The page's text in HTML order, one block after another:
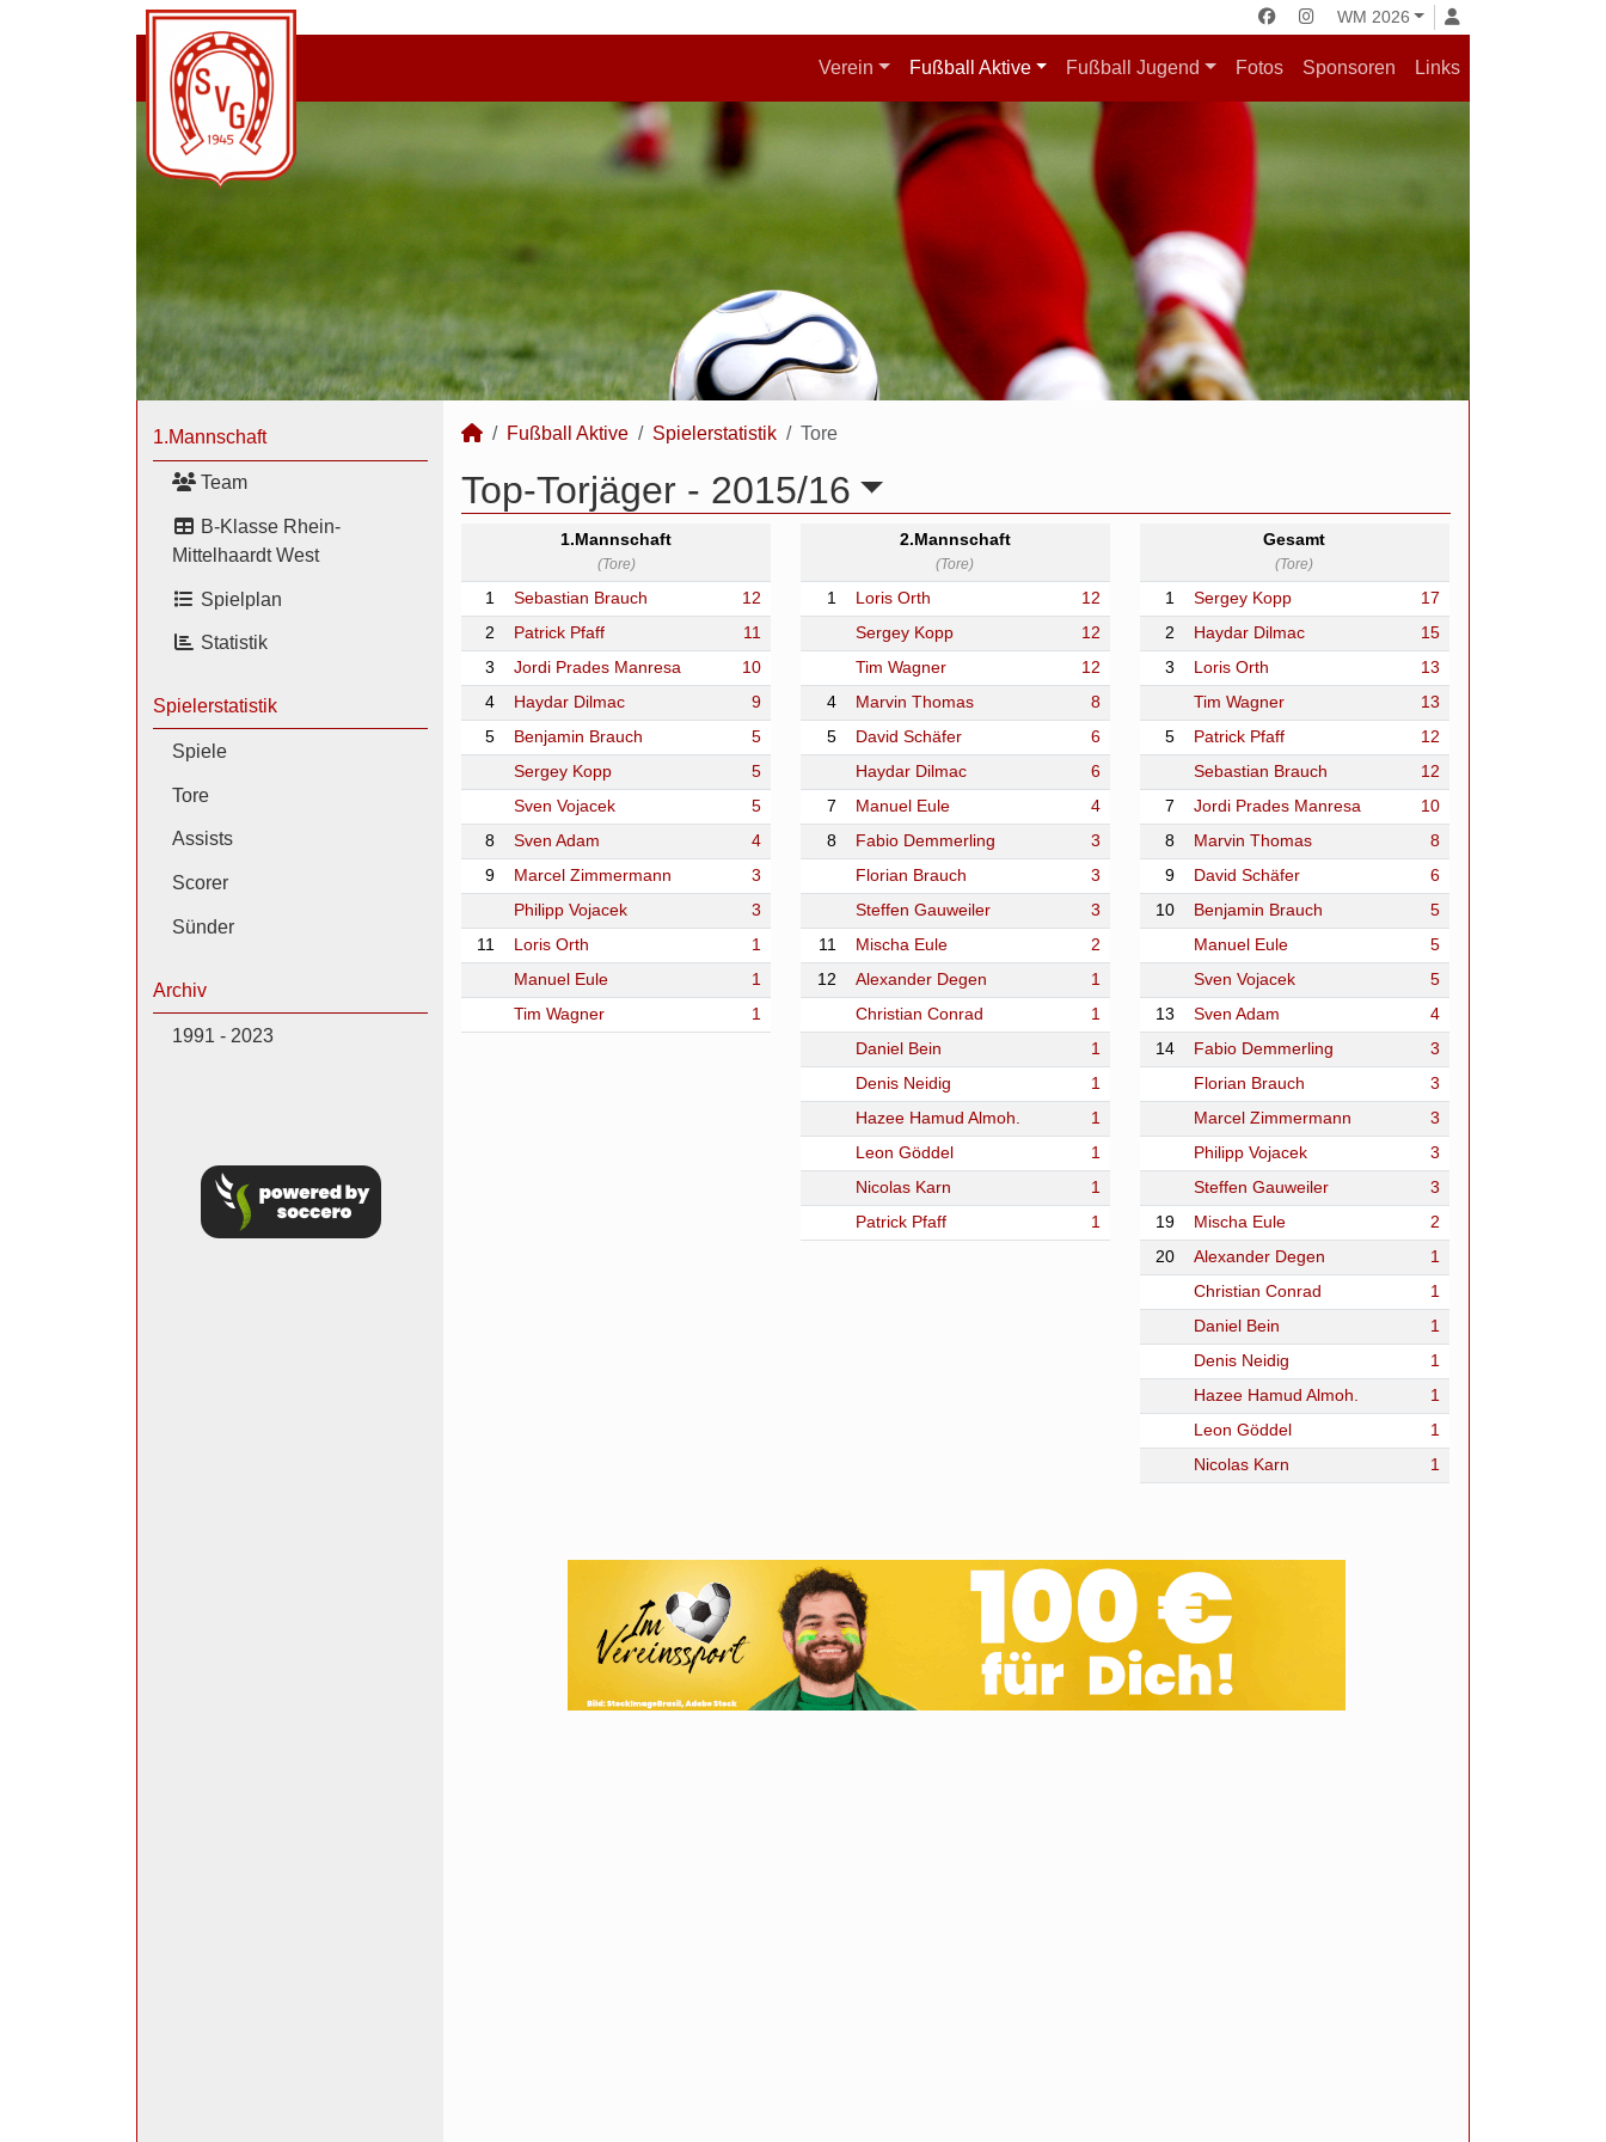
WM 2026
Verein Fußball Aktive Fußball Jugend Fotos Sponsoren Links
1.Mannschaft
Team
B-Klasse Rhein-
Mittelhaardt West
Spielplan
Statistik
Spielerstatistik
Spiele
Tore
Assists
Scorer
Sünder
Archiv
1991 - 2023
Fußball Aktive Spielerstatistik Tore
Top-Torjäger - 2015/16
1.Mannschaft
(Tore)
1 Sebastian Brauch
12
2
Patrick Pfaff
11
3
Jordi Prades Manresa
10
4
Haydar Dilmac
9
5
Benjamin Brauch
5
Sergey Kopp
5
Sven Vojacek
5
8
Sven Adam
4
9
Marcel Zimmermann
3
Philipp Vojacek
3
11
Loris Orth
1
Manuel Eule
1
Tim Wagner
1
2.Mannschaft
(Tore)
1 Loris Orth
12
Sergey Kopp
12
Tim Wagner
12
4
Marvin Thomas
8
5
David Schäfer
6
Haydar Dilmac
6
7
Manuel Eule
4
8
Fabio Demmerling
3
Florian Brauch
3
Steffen Gauweiler
3
11
Mischa Eule
2
12
Alexander Degen
1
Christian Conrad
1
Daniel Bein
1
Denis Neidig
1
Hazee Hamud Almoh.
1
Leon Göddel
1
Nicolas Karn
1
Patrick Pfaff
1
Gesamt
(Tore)
1 Sergey Kopp
17
2
Haydar Dilmac
15
3
Loris Orth
13
Tim Wagner
13
5
Patrick Pfaff
12
Sebastian Brauch
12
7
Jordi Prades Manresa
10
8
Marvin Thomas
8
9
David Schäfer
6
10
Benjamin Brauch
5
Manuel Eule
5
Sven Vojacek
5
13
Sven Adam
4
14
Fabio Demmerling
3
Florian Brauch
3
Marcel Zimmermann
3
Philipp Vojacek
3
Steffen Gauweiler
3
19
Mischa Eule
2
20
Alexander Degen
1
Christian Conrad
1
Daniel Bein
1
Denis Neidig
1
Hazee Hamud Almoh.
1
Leon Göddel
1
Nicolas Karn
1